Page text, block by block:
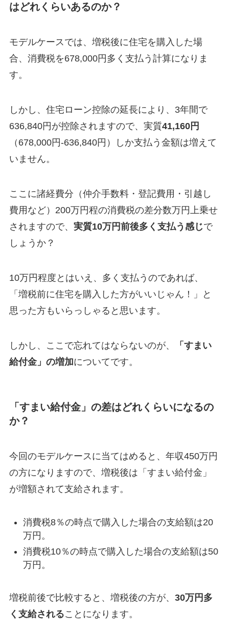
はどれくらいあるのか？
モデルケースでは、増税後に住宅を購入した場
合、消費税を678,000円多く支払う計算になりま
す。
しかし、住宅ローン控除の延長により、3年間で
636,840円が控除されますので、実質41,160円
（678,000円-636,840円）しか支払う金額は増えて
いません。
ここに諸経費分（仲介手数料・登記費用・引越し
費用など）200万円程の消費税の差分数万円上乗せ
されますので、 実質10万円前後多く支払う感じで
しょうか？
10万円程度とはいえ、多く支払うのであれば、
「増税前に住宅を購入した方がいいじゃん！」と
思った方もいらっしゃると思います。
しかし、ここで忘れてはならないのが、
「すまい
給付金」の増加についてです。
「すまい給付金」の差はどれくらいになるの
か？
今回のモデルケースに当てはめると、年収450万円
の方になりますので、増税後は「すまい給付金」
が増額されて支給されます。
消費税8％の時点で購入した場合の支給額は20
万円。
消費税10％の時点で購入した場合の支給額は50
万円。
増税前後で比較すると、増税後の方が、 30万円多
く支給されることになります。